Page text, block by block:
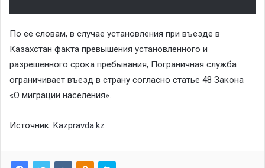
По ее словам, в случае установления при въезде в
Казахстан факта превышения установленного и
разрешенного срока пребывания, Пограничная служба
ограничивает въезд в страну согласно статье 48 Закона
«О миграции населения».
Источник: Kazpravda.kz